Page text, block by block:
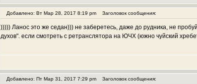
Добавлено: Вт Мар 28, 2017 8:19 pm Заголовок сообщения:
))))) Ланос это же седан))) не заберетесь, даже до рудника, не
духов". если смотреть с ретранслятора на ЮЧХ (южно чуйский
Добавлено: Пт Мар 31, 2017 7:29 pm Заголовок сообщения: